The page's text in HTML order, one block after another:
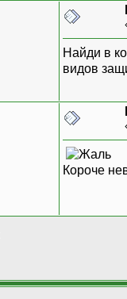
Найди в
видов
Короче